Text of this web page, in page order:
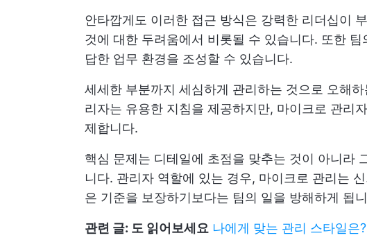
안타깝게도 이러한 접근 방식은 강력한 리더십이
것에 대한 두려움에서 비롯될 수 있습니다. 또한
답한 업무 환경을 조성할 수 있습니다.
세세한 부분까지 세심하게 관리하는 것으로 오해
리자는 유용한 지침을 제공하지만, 마이크로 관리
제합니다.
핵심 문제는 디테일에 초점을 맞추는 것이 아니라
니다. 관리자 역할에 있는 경우, 마이크로 관리는
은 기준을 보장하기보다는 팀의 일을 방해하게 됩
관련 글: 도 읽어보세요 나에게 맞는 관리 스타일은